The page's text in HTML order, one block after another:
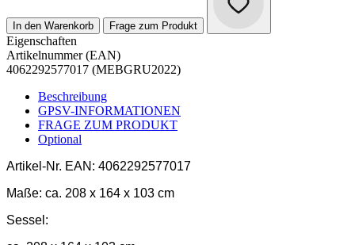
In den Warenkorb Frage zum Produkt
Eigenschaften
Artikelnummer (EAN)
4062292577017 (MEBGRU2022)
Beschreibung
GPSV-INFORMATIONEN
FRAGE ZUM PRODUKT
Optional
Artikel-Nr. EAN: 4062292577017
Maße: ca. 208 x 164 x 103 cm
Sessel: